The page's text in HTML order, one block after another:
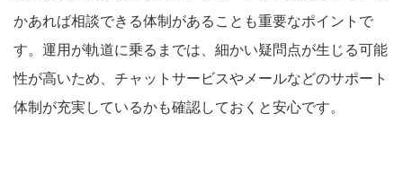
かあれば相談できる体制があることも重要なポイントで
す。運用が軌道に乗るまでは、細かい疑問点が生じる可能
性が高いため、チャットサービスやメールなどのサポート
体制が充実しているかも確認しておくと安心です。